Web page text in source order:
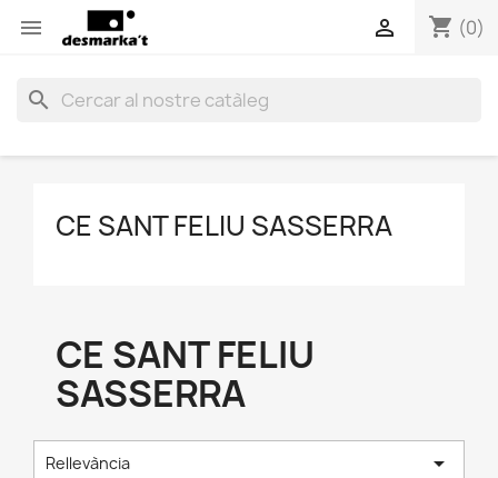
 shopping_cart (0)

search
CE SANT FELIU SASSERRA
CE SANT FELIU
SASSERRA
Rellevància 